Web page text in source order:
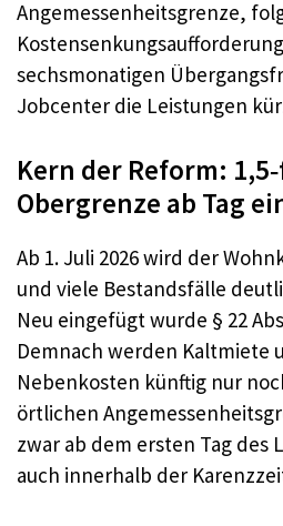
Angemessenheitsgrenze,
sechsmonatigen
Jobcenter die Leistungen
Kern der Reform:
Obergrenze ab Tag
Ab 1. Juli 2026 wird der
und viele Bestandsfälle
Neu eingefügt wurde § 22
Demnach werden Kaltmiete
Nebenkosten künftig nur
örtlichen
zwar ab dem ersten Tag des
auch innerhalb der